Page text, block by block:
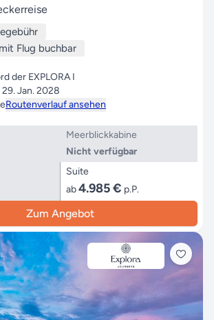
Flug buchbar
der EXPLORA I
Jan. 2028
Routenverlauf ansehen
Meerblickkabine
Nicht verfügbar
Suite
ab4.985 € p.P.
Zum Angebot